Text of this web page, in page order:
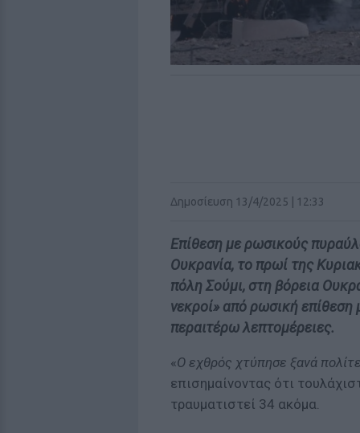
Δημοσίευση 13/4/2025 | 12:33
Επίθεση με ρωσικούς
Ουκρανία, το πρωί της
πόλη Σούμι, στη βόρεια
νεκροί» από ρωσική
περαιτέρω λεπτομέρειες.
«Ο εχθρός χτύπησε ξανά
επισημαίνοντας ότι
τραυματιστεί 34 ακόμα.